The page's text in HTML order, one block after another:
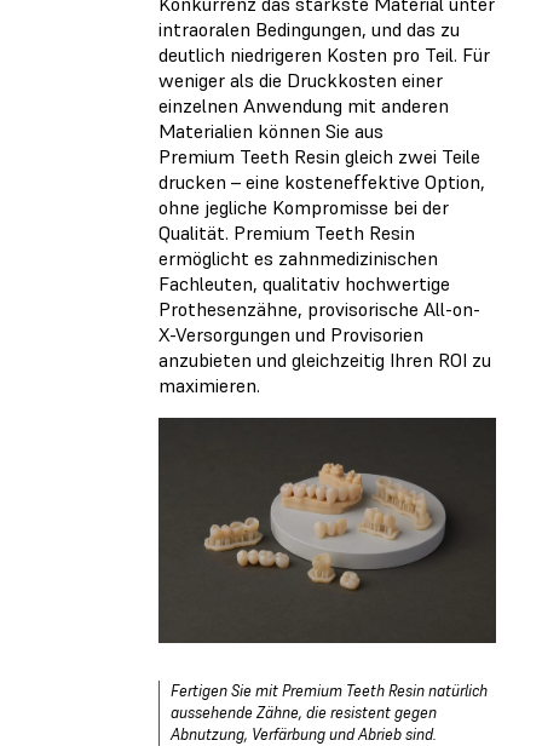
intraoralen Bedingungen, und das zu
deutlich niedrigeren Kosten pro Teil. Für
weniger als die Druckkosten einer
einzelnen Anwendung mit anderen
Materialien können Sie aus
Premium Teeth Resin gleich zwei Teile
drucken – eine kosteneffektive Option,
ohne jegliche Kompromisse bei der
Qualität. Premium Teeth Resin
ermöglicht es zahnmedizinischen
Fachleuten, qualitativ hochwertige
Prothesenzähne, provisorische All-on-
X-Versorgungen und Provisorien
anzubieten und gleichzeitig Ihren ROI zu
maximieren.
Fertigen Sie mit Premium Teeth Resin natürlich
aussehende Zähne, die resistent gegen
Abnutzung, Verfärbung und Abrieb sind.